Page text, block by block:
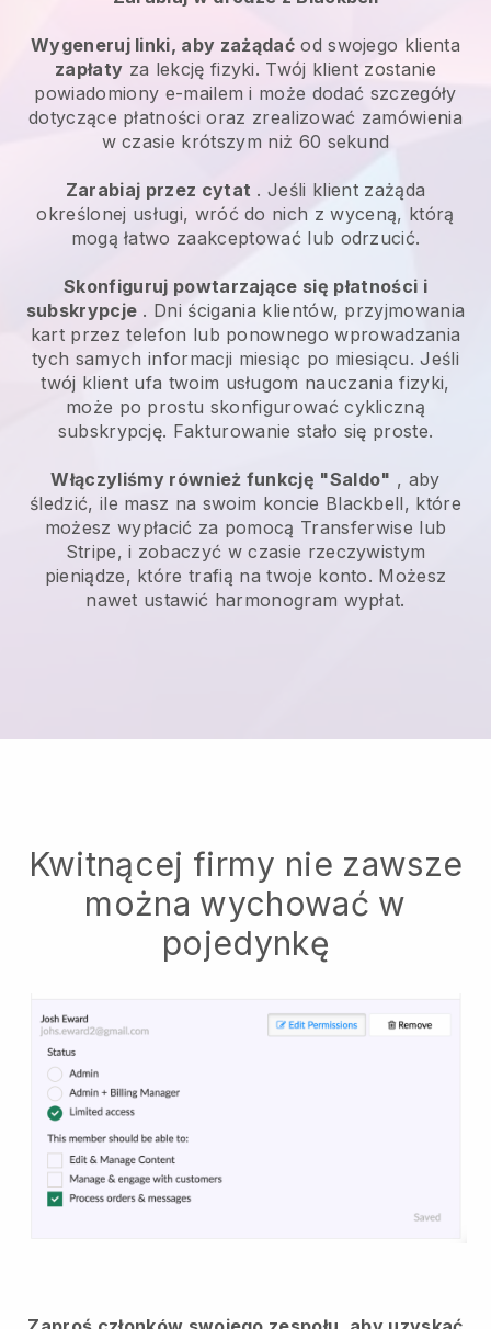
Wygeneruj linki, aby zażądaćod swojego klienta
zapłaty za lekcję fizyki. Twój klient zostanie
powiadomiony e-mailem i może dodać szczegóły
dotyczące płatności oraz zrealizować zamówienia
w czasie krótszym niż 60 sekund
Zarabiaj przez cytat . Jeśli klient zażąda
określonej usługi, wróć do nich z wyceną, którą
mogą łatwo zaakceptować lub odrzucić.
Skonfiguruj powtarzające się płatności i
subskrypcje . Dni ścigania klientów, przyjmowania
kart przez telefon lub ponownego wprowadzania
tych samych informacji miesiąc po miesiącu. Jeśli
twój klient ufa twoim usługom nauczania fizyki,
może po prostu skonfigurować cykliczną
subskrypcję. Fakturowanie stało się proste.
Włączyliśmy również funkcję "Saldo" , aby
śledzić, ile masz na swoim koncie Blackbell, które
możesz wypłacić za pomocą Transferwise lub
Stripe, i zobaczyć w czasie rzeczywistym
pieniądze, które trafią na twoje konto. Możesz
nawet ustawić harmonogram wypłat.
Kwitnącej firmy nie zawsze
można wychować w
pojedynkę